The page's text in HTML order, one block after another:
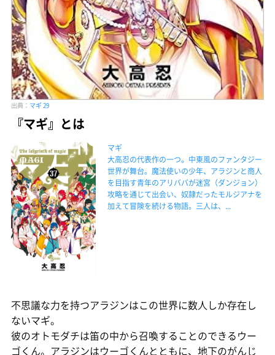
出典： マギ 29
『マギ』とは
マギ
大高忍の代表作の一つ。中東風のファンタジー
世界が舞台。魔法使いの少年、アラジンと商人
を目指す青年のアリババが迷宮（ダンジョン）
攻略を通じて出会い、奴隷だったモルジアナを
加えて冒険を続ける物語。三人は、...
不思議な力を持つアラジンはこの世界に数人しか存在し
ないマギ。
彼のオトモダチは笛の中から召喚することのできるウー
ゴくん。アラジンはウーゴくんとともに、地下のがんじ